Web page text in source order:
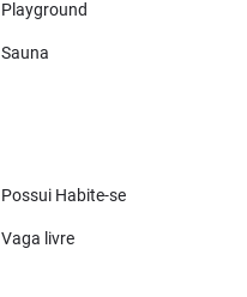
Playground
Sauna
Possui Habite-se
Vaga livre